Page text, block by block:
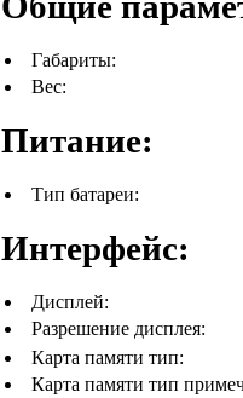
Габариты:
Вес:
Питание:
Тип батареи:
Интерфейс:
Дисплей:
Разрешение дисплея:
Карта памяти тип:
Карта памяти тип